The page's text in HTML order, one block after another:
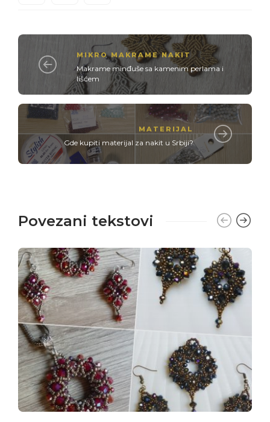
MIKRO MAKRAME NAKIT
Makrame minđuše sa kamenim perlama i
lišćem
MATERIJAL
Gde kupiti materijal za nakit u Srbiji?
Povezani tekstovi